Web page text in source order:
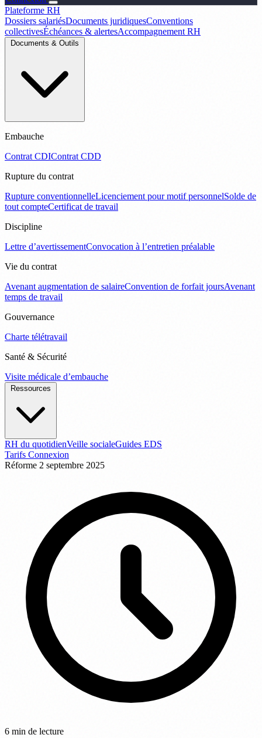
Plateforme RH
Dossiers salariésDocuments juridiquesConventions
collectivesÉchéances & alertesAccompagnement RH
Embauche
Contrat CDIContrat CDD
Rupture du contrat
Rupture conventionnelleLicenciement pour motif personnelSolde de
tout compteCertificat de travail
Discipline
Lettre d’avertissementConvocation à l’entretien préalable
Vie du contrat
Avenant augmentation de salaireConvention de forfait joursAvenant
temps de travail
Gouvernance
Charte télétravail
Santé & Sécurité
Visite médicale d’embauche
RH du quotidienVeille socialeGuides EDS
Tarifs Connexion
Réforme 2 septembre 2025
6 min de lecture